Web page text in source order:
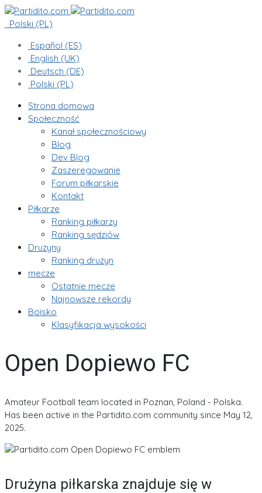
Polski (PL)
Español (ES)
English (UK)
Deutsch (DE)
Polski (PL)
Strona domowa
Społeczność
Kanał społecznościowy
Blog
Dev Blog
Zaszeregowanie
Forum piłkarskie
Kontakt
Piłkarze
Ranking piłkarzy
Ranking sędziów
Drużyny
Ranking drużyn
mecze
Ostatnie mecze
Najnowsze rekordy
Boisko
Klasyfikacja wysokości
Open Dopiewo FC
Amateur Football team located in Poznan, Poland - Polska.
Has been active in the Partidito.com community since May 12,
2025.
Drużyna piłkarska znajduje się w